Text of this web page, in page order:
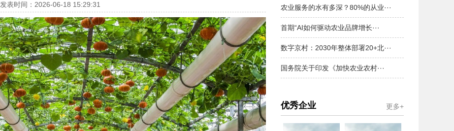
发表时间：2026-06-18 15:29:31 农业服务的水有多深？80%的从业···
首期“AI如何驱动农业品牌增长···
数字京村：2030年整体部署20+北···
国务院关于印发《加快农业农村···
优秀企业 更多+